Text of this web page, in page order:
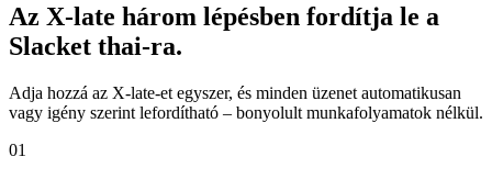
Az X-late három lépésben fordítja le a
Slacket thai-ra.
Adja hozzá az X-late-et egyszer, és minden üzenet automatikusan
vagy igény szerint lefordítható – bonyolult munkafolyamatok nélkül.
01